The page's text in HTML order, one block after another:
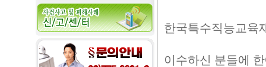
한국특수직능교육
이수하신 분들에